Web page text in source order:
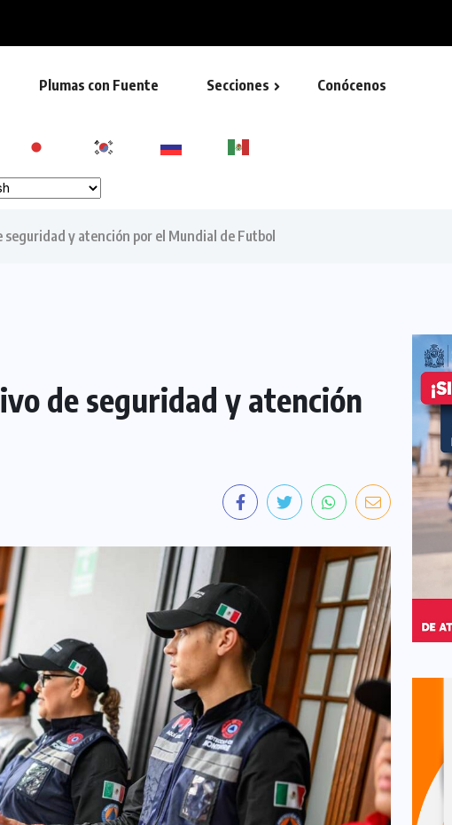
Plumas con Fuente Secciones Conócenos
y atención por el Mundial de Futbol
de seguridad y atención